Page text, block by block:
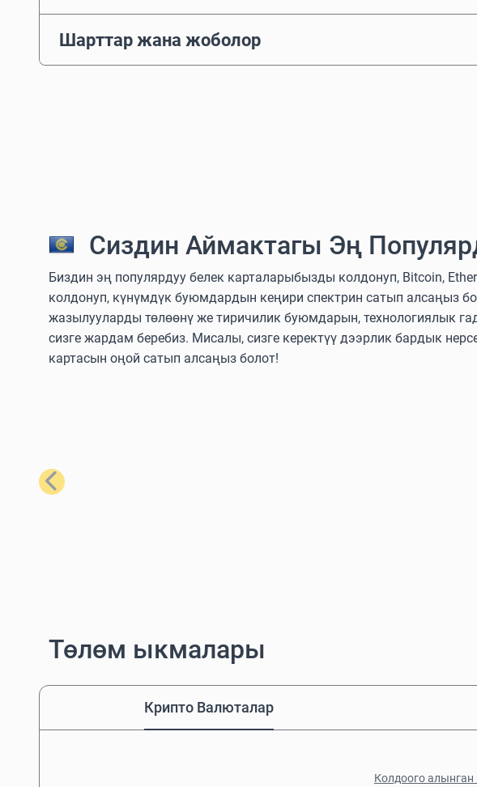
Шарттар жана жоболор
Сиздин Аймактагы Эң
Биздин эң популярдуу белек карталарыбызды колдонуп, Bitcoin,
колдонуп, күнүмдүк буюмдардын кеңири спектрин сатып алсаңыз
жазылууларды төлөөнү же тиричилик буюмдарын, технологиялык
сизге жардам беребиз. Мисалы, сизге керектүү дээрлик бардык
картасын оңой сатып алсаңыз болот!
Мурунку
Төлөм ыкмалары
Крипто Валюталар
Колдоого